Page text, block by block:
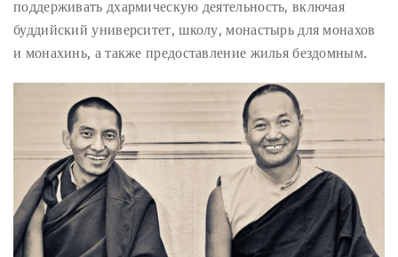
поддерживать дхармическую деятельность, включая
буддийский университет, школу, монастырь для монахов
и монахинь, а также предоставление жилья бездомным.